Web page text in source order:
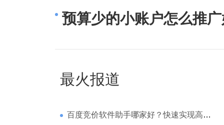
预算少的小账户怎么推
最火报道
百度竞价软件助手哪家好？快速实现高回报哪家强？